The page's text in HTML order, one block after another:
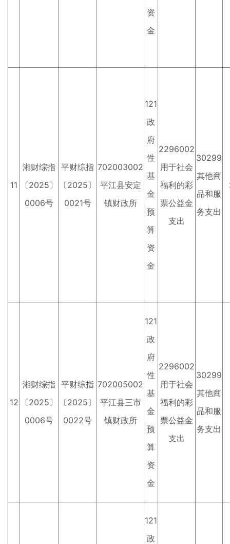
资
金
11
湘财综指
〔2025〕
0006号
平财综指
〔2025〕
0021号
702003002
平江县安定
镇财政所
121
政
府
性
基
金
预
算
资
金
2296002
用于社会
福利的彩
票公益金
支出
30299
其他商
品和服
务支出
12
湘财综指
〔2025〕
0006号
平财综指
〔2025〕
0022号
702005002
平江县三市
镇财政所
121
政
府
性
基
金
预
算
资
金
2296002
用于社会
福利的彩
票公益金
支出
30299
其他商
品和服
务支出
121
政